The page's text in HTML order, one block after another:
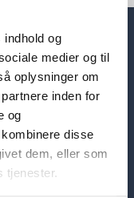
og
medier og til
oplysninger om
inden for
og
disse
dem, eller som
tjenester.